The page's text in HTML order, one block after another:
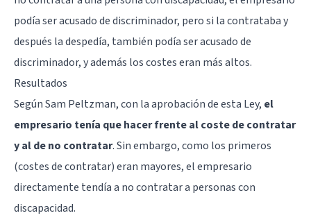
podía ser acusado de discriminador, pero si la contrataba y
después la despedía, también podía ser acusado de
discriminador, y además los costes eran más altos.
Resultados
Según Sam Peltzman, con la aprobación de esta Ley, el
empresario tenía que hacer frente al coste de contratar
y al de no contratar. Sin embargo, como los primeros
(costes de contratar) eran mayores, el empresario
directamente tendía a no contratar a personas con
discapacidad.